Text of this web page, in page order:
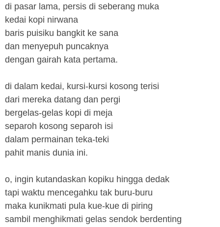
di pasar lama, persis di seberang muka
kedai kopi nirwana
baris puisiku bangkit ke sana
dan menyepuh puncaknya
dengan gairah kata pertama.
di dalam kedai, kursi-kursi kosong terisi
dari mereka datang dan pergi
bergelas-gelas kopi di meja
separoh kosong separoh isi
dalam permainan teka-teki
pahit manis dunia ini.
o, ingin kutandaskan kopiku hingga dedak
tapi waktu mencegahku tak buru-buru
maka kunikmati pula kue-kue di piring
sambil menghikmati gelas sendok berdenting